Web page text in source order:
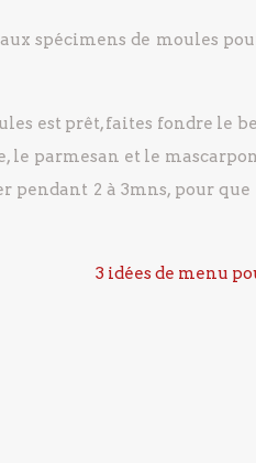
spécimens de moules
est prêt, faites fondre le
le parmesan et le
pendant 2 à 3mns, pour
3 idées de menu